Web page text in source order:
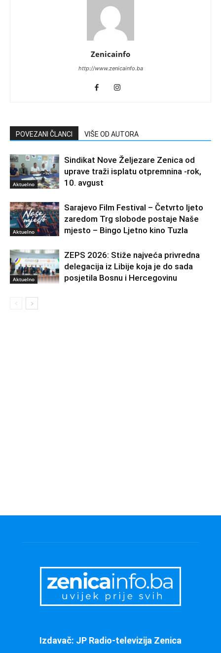
Zenicainfo
http://www.zenicainfo.ba
POVEZANI ČLANCI VIŠE OD AUTORA
Aktuelno
Sindikat Nove Željezare Zenica od
uprave traži isplatu otpremnina -rok,
10. avgust
Aktuelno
Sarajevo Film Festival – Četvrto ljeto
zaredom Trg slobode postaje Naše
mjesto – Bingo Ljetno kino Tuzla
Aktuelno
ZEPS 2026: Stiže najveća privredna
delegacija iz Libije koja je do sada
posjetila Bosnu i Hercegovinu
Izdavač: JP Radio-televizija Zenica